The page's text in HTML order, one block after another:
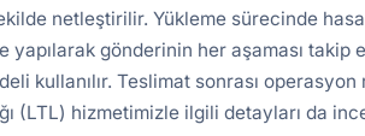
netleştirilir. Yükleme sürecinde
yapılarak gönderinin her aşaması
kullanılır. Teslimat sonrası
(LTL) hizmetimizle ilgili detayları da